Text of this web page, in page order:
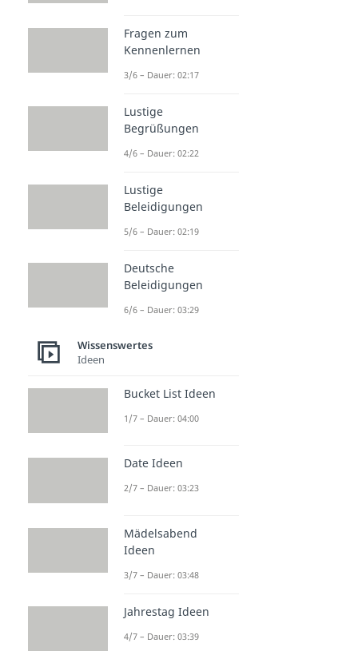
Fragen zum
Kennenlernen
3/6 – Dauer: 02:17
Lustige
Begrüßungen
4/6 – Dauer: 02:22
Lustige
Beleidigungen
5/6 – Dauer: 02:19
Deutsche
Beleidigungen
6/6 – Dauer: 03:29
Wissenswertes
Ideen
Bucket List Ideen
1/7 – Dauer: 04:00
Date Ideen
2/7 – Dauer: 03:23
Mädelsabend
Ideen
3/7 – Dauer: 03:48
Jahrestag Ideen
4/7 – Dauer: 03:39